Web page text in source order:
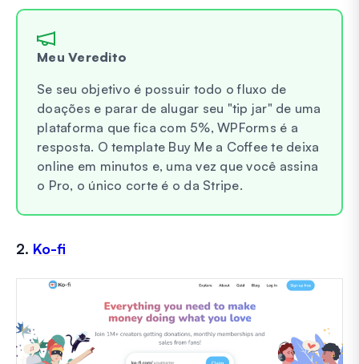
Meu Veredito
Se seu objetivo é possuir todo o fluxo de
doações e parar de alugar seu "tip jar" de uma
plataforma que fica com 5%, WPForms é a
resposta. O template Buy Me a Coffee te deixa
online em minutos e, uma vez que você assina
o Pro, o único corte é o da Stripe.
2. Ko-fi